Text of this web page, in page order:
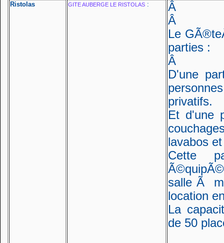
Ristolas GITE AUBERGE LE RISTOLAS :
Â
Â
Le
parties :
Â
D'une
privatifs.
Et d'une
lavabos
Cette
salle Ã
location
La
de 50